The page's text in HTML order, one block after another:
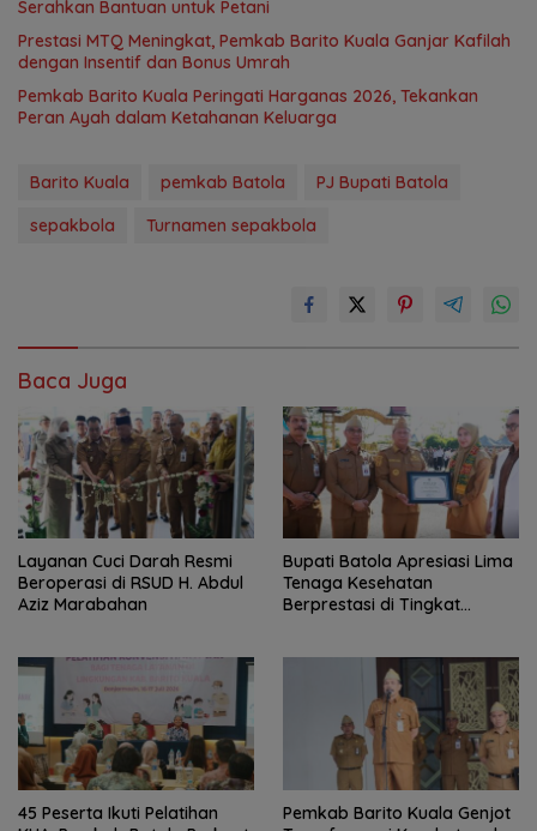
Serahkan Bantuan untuk Petani
Prestasi MTQ Meningkat, Pemkab Barito Kuala Ganjar Kafilah
dengan Insentif dan Bonus Umrah
Pemkab Barito Kuala Peringati Harganas 2026, Tekankan
Peran Ayah dalam Ketahanan Keluarga
Barito Kuala pemkab Batola
PJ Bupati Batola
sepakbola
Turnamen sepakbola
Baca Juga
Layanan Cuci Darah Resmi
Beroperasi di RSUD H. Abdul
Aziz Marabahan
Bupati Batola Apresiasi Lima
Tenaga Kesehatan
Berprestasi di Tingkat
45 Peserta Ikuti Pelatihan
Pemkab Barito Kuala Genjot